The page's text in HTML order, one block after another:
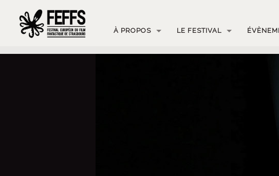
À PROPOS LE FESTIVAL